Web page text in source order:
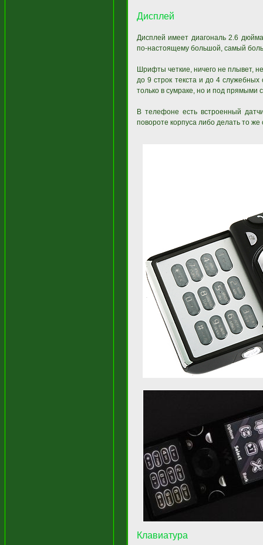
Дисплей
Дисплей имеет диагональ 2.6
по-настоящему большой, самый
Шрифты четкие, ничего не плывет,
до 9 строк текста и до 4
только в сумраке, но и под прямыми
В телефоне есть встроенный
повороте корпуса либо делать то
Клавиатура